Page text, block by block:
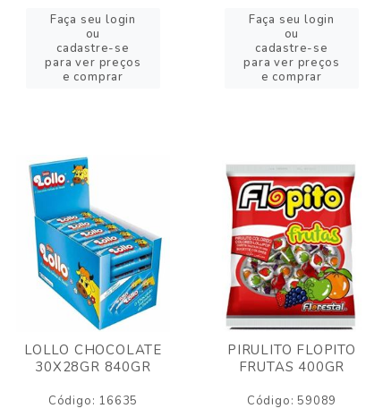
Faça seu login
ou
cadastre-se
para ver preços
e comprar
Faça seu login
ou
cadastre-se
para ver preços
e comprar
LOLLO CHOCOLATE
30X28GR 840GR
Código: 16635
PIRULITO FLOPITO
FRUTAS 400GR
Código: 59089